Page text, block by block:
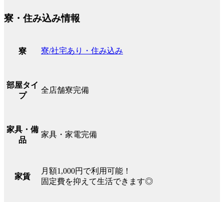
寮・住み込み情報
寮 寮/社宅あり・住み込み
部屋タイ
プ
全店舗寮完備
家具・備
品
家具・家電完備
家賃
月額1,000円で利用可能！
固定費を抑えて生活できます◎